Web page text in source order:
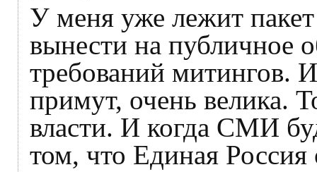
У меня уже лежит
вынести на публичное
требований митингов.
примут, очень велика.
власти. И когда СМИ
том, что Единая